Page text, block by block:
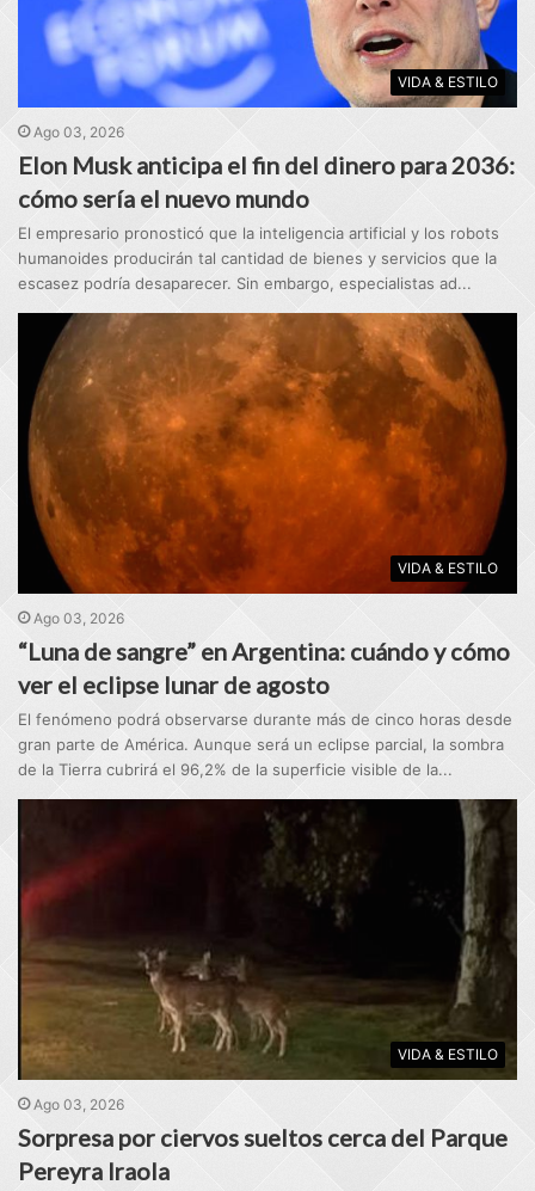
VIDA & ESTILO
Ago 03, 2026
Elon Musk anticipa el fin del dinero para 2036:
cómo sería el nuevo mundo
El empresario pronosticó que la inteligencia artificial y los robots
humanoides producirán tal cantidad de bienes y servicios que la
escasez podría desaparecer. Sin embargo, especialistas ad...
VIDA & ESTILO
Ago 03, 2026
“Luna de sangre” en Argentina: cuándo y cómo
ver el eclipse lunar de agosto
El fenómeno podrá observarse durante más de cinco horas desde
gran parte de América. Aunque será un eclipse parcial, la sombra
de la Tierra cubrirá el 96,2% de la superficie visible de la...
VIDA & ESTILO
Ago 03, 2026
Sorpresa por ciervos sueltos cerca del Parque
Pereyra Iraola